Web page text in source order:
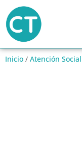
Inicio / Atención Social